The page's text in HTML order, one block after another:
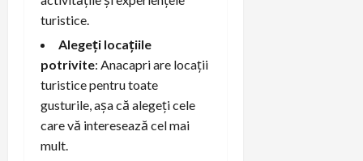
turistice.
Alegeți locațiile
potrivite: Anacapri are locații
turistice pentru toate
gusturile, așa că alegeți cele
care vă interesează cel mai
mult.